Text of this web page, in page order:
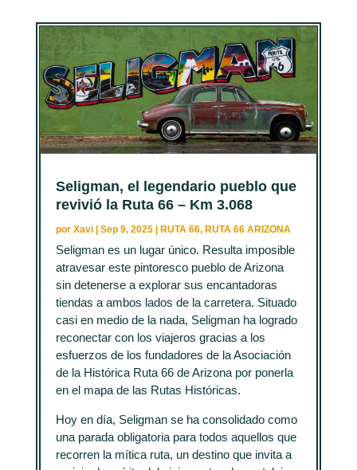
Seligman, el legendario pueblo que
revivió la Ruta 66 – Km 3.068
por Xavi| Sep 9, 2025| RUTA 66, RUTA 66 ARIZONA
Seligman es un lugar único. Resulta imposible
atravesar este pintoresco pueblo de Arizona
sin detenerse a explorar sus encantadoras
tiendas a ambos lados de la carretera. Situado
casi en medio de la nada, Seligman ha logrado
reconectar con los viajeros gracias a los
esfuerzos de los fundadores de la Asociación
de la Histórica Ruta 66 de Arizona por ponerla
en el mapa de las Rutas Históricas.
Hoy en día, Seligman se ha consolidado como
una parada obligatoria para todos aquellos que
recorren la mítica ruta, un destino que invita a